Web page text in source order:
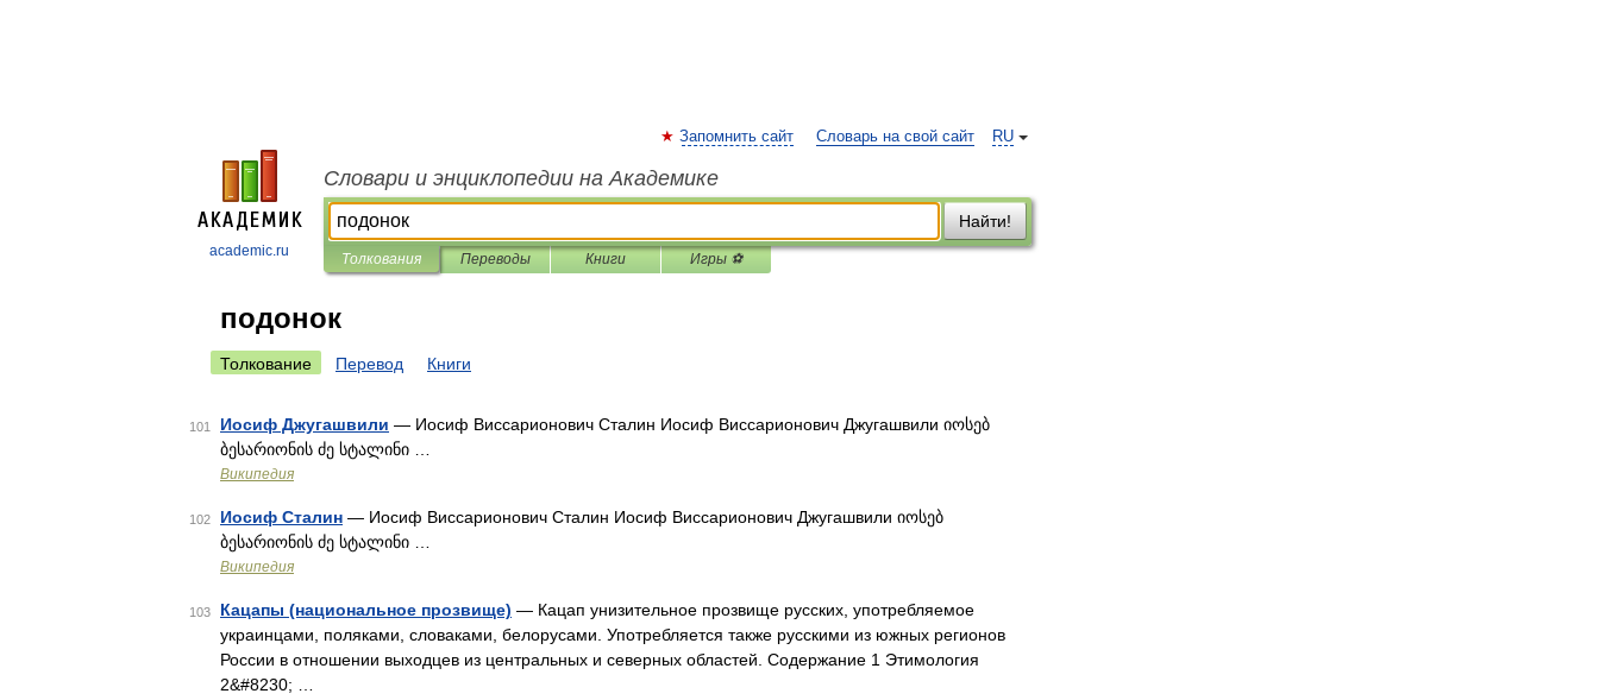
academic.ru
RU
Запомнить сайт Словарь на свой сайт
Словари и энциклопедии на Академике
Найти!
Толкования Переводы Книги Игры ⚽
подонок
Толкование Перевод Книги
101 Иосиф Джугашвили — Иосиф Виссарионович Сталин Иосиф Виссарионович Джугашвили იოსებ
ბესარიონის ძე სტალინი …
Википедия
102 Иосиф Сталин — Иосиф Виссарионович Сталин Иосиф Виссарионович Джугашвили იოსებ
ბესარიონის ძე სტალინი …
Википедия
103 Кацапы (национальное прозвище) — Кацап унизительное прозвище русских, употребляемое
украинцами, поляками, словаками, белорусами. Употребляется также русскими из южных регионов
России в отношении выходцев из центральных и северных областей. Содержание 1 Этимология
2&#8230; …